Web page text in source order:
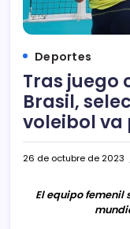
Deportes
Tras juego
Brasil,
voleibol va
26 de octubre de 2023
El equipo femenil